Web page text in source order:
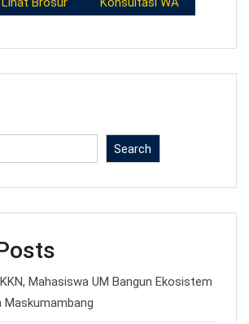
Search
Mahasiswa UM Bangun Ekosistem
Maskumambang